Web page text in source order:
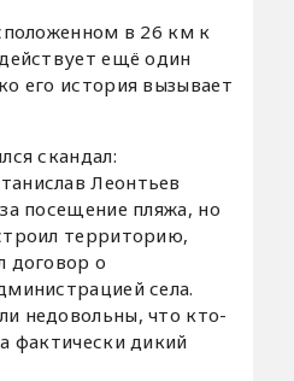
в 26 км к
ещё один
его история вызывает
скандал:
Леонтьев
посещение пляжа, но
территорию,
договор о
села.
недовольны, что кто-
фактически дикий